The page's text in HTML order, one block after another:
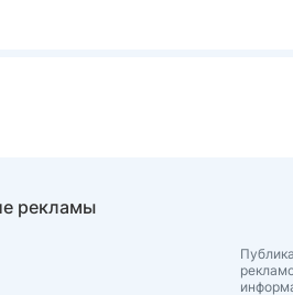
рекламы